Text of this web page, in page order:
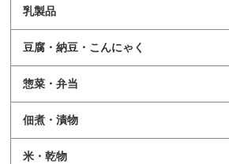
乳製品
豆腐・納豆・こんにゃく
惣菜・弁当
佃煮・漬物
米・乾物